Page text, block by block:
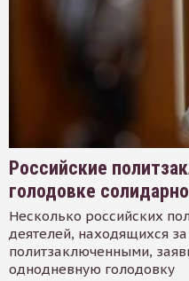
Российские
голодовке
Несколько российских
деятелей, находящихся
политзаключенными,
однодневную голодовку